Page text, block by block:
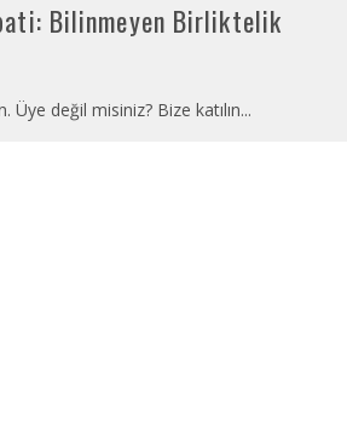
Bilinmeyen Birliktelik
Üye değil misiniz? Bize katılın...